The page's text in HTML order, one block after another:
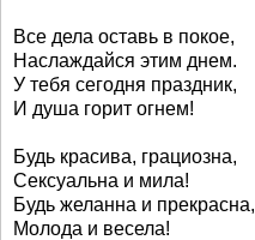
Все дела оставь в покое,
Наслаждайся этим днем.
У тебя сегодня праздник,
И душа горит огнем!
Будь красива, грациозна,
Сексуальна и мила!
Будь желанна и прекрасна,
Молода и весела!